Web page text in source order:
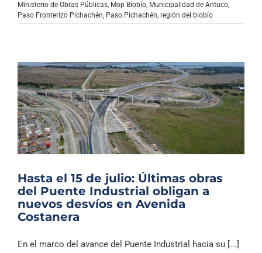
Ministerio de Obras Públicas, Mop Biobío, Municipalidad de Antuco,
Paso Fronterizo Pichachén, Paso Pichachén, región del biobío
Hasta el 15 de julio: Últimas obras
del Puente Industrial obligan a
nuevos desvíos en Avenida
Costanera
En el marco del avance del Puente Industrial hacia su [...]